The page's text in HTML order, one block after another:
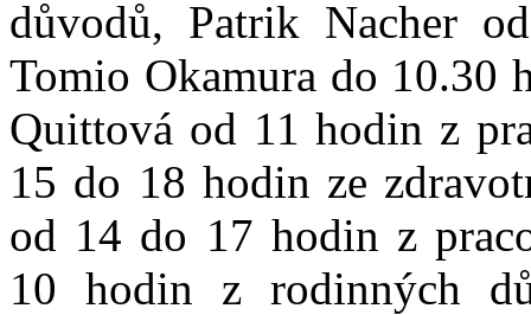
důvodů, Patrik Nacher
Tomio Okamura do 10.30
Quittová od 11 hodin z
15 do 18 hodin ze
od 14 do 17 hodin z
10 hodin z rodinných